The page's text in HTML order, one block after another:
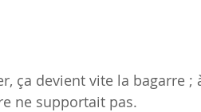
ça devient vite la bagarre
ne supportait pas.